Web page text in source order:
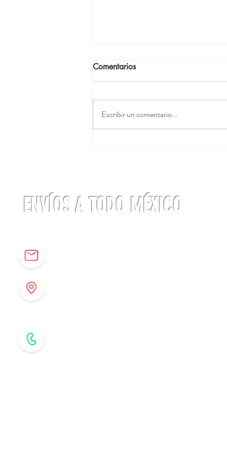
Comentarios
Escribir un comentario...
ENVÍOS A TODO MÉXICO